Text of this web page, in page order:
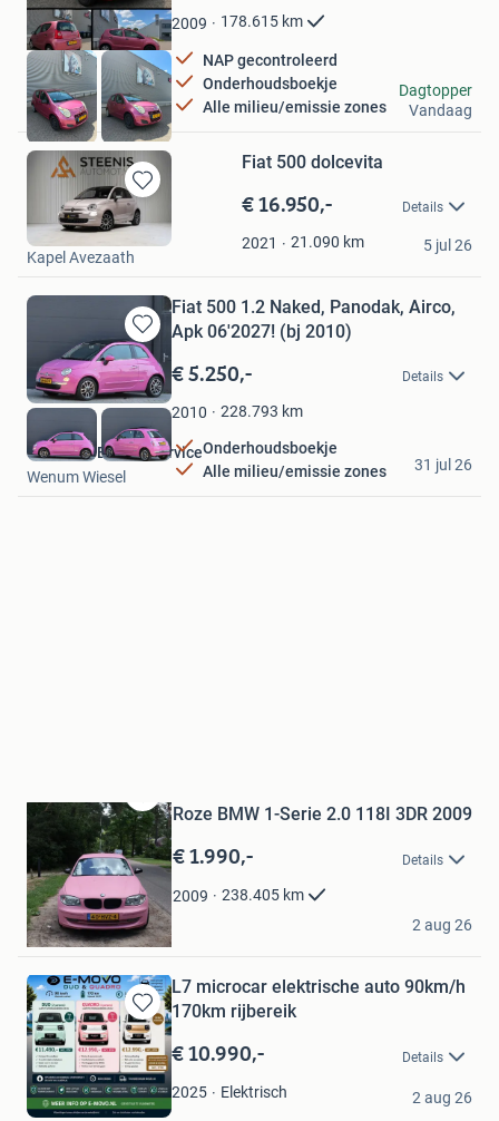
2009 178.615 km
NAP gecontroleerd
Onderhoudsboekje
Alle milieu/emissie zones
KoCars
Zwaag
Dagtopper
Vandaag
Bewaren
in
Favorieten
Fiat 500 dolcevita
€ 16.950,- Details
2021 21.090 km
Steenis Automotive
Kapel Avezaath
5 jul 26
Bewaren
in
Mijn
Favorieten
Fiat 500 1.2 Naked, Panodak, Airco,
Apk 06'2027! (bj 2010)
€ 5.250,- Details
2010 228.793 km
Onderhoudsboekje
Alle milieu/emissie zones
Van Zeist Bandenservice
Wenum Wiesel
31 jul 26
Bewaren
in
Mijn
Favorieten
Roze BMW 1-Serie 2.0 118I 3DR 2009
€ 1.990,- Details
2009 238.405 km
Floortje
Maarn
2 aug 26
Bewaren
in
Mijn
Favorieten
L7 microcar elektrische auto 90km/h
170km rijbereik
€ 10.990,- Details
2025 Elektrisch
E-MOVO
Oudewater
2 aug 26